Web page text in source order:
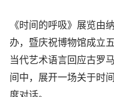
《时间的呼吸》展览由
办，暨庆祝博物馆成立
当代艺术语言回应古罗
间中，展开一场关于时